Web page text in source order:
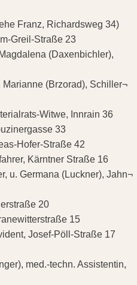
Franz, Richardsweg 34)
Greil-Straße 23
(Daxenbichler),
(Brzorad), Schiller¬
Witwe, Innrain 36
33
Hofer-Straße 42
Kärntner Straße 16
u. Germana (Luckner), Jahn¬
20
15
Josef-Pöll-Straße 17
med.-techn. Assistentin,